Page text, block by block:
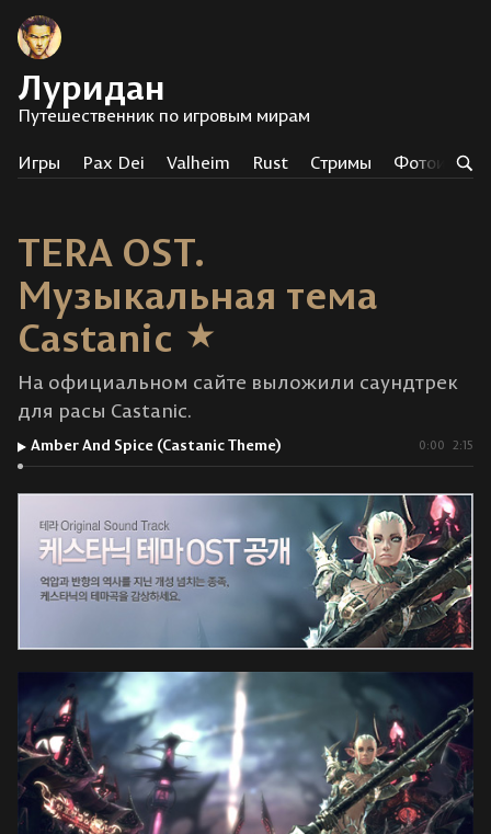
Луридан
Путешественник по игровым мирам
Игры Pax Dei Valheim Rust Стримы
TERA OST.
Музыкальная тема
Castanic
На официальном сайте выложили саундтрек
для расы Castanic.
0:00 2:15
Amber And Spice (Castanic Theme)